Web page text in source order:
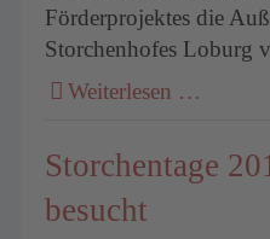
Förderprojektes die
Storchenhofes Loburg
Weiterlesen …
Storchentage
besucht